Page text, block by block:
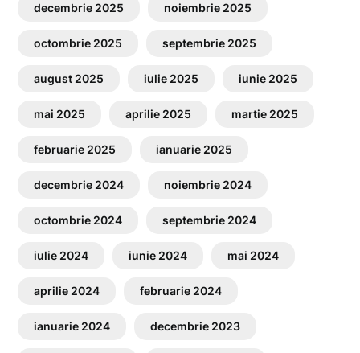
decembrie 2025 noiembrie 2025
octombrie 2025 septembrie 2025
august 2025 iulie 2025 iunie 2025
mai 2025 aprilie 2025 martie 2025
februarie 2025 ianuarie 2025
decembrie 2024 noiembrie 2024
octombrie 2024 septembrie 2024
iulie 2024 iunie 2024 mai 2024
aprilie 2024 februarie 2024
ianuarie 2024 decembrie 2023